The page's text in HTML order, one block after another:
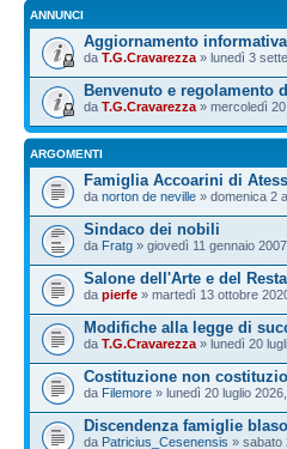
ANNUNCI
Aggiornamento
da T.G.Cravarezza » lunedì 3
Benvenuto e regolamento
da T.G.Cravarezza » mercoledì
ARGOMENTI
Famiglia Accoarini di
da norton de neville » domenica 2
Sindaco dei nobili
da Fratg » giovedì 11 gennaio
Salone dell'Arte e del
da pierfe » martedì 13 ottobre
Modifiche alla legge di
da T.G.Cravarezza » lunedì 20
Costituzione non
da Filemore » lunedì 20 luglio
Discendenza famiglie
da Patricius_Cesenensis » sabato